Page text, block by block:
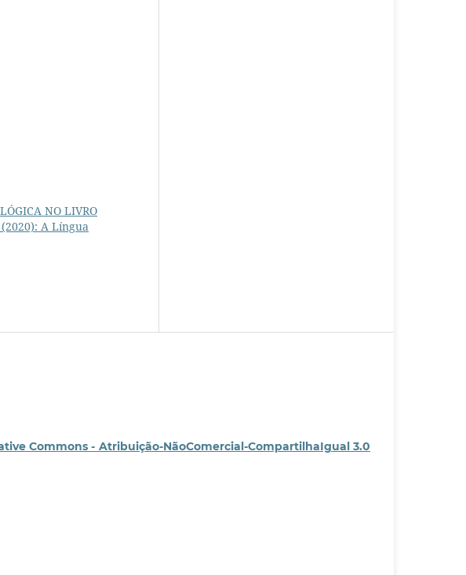
NO LIVRO
(2020): A Língua
Commons - Atribuição-NãoComercial-CompartilhaIgual 3.0